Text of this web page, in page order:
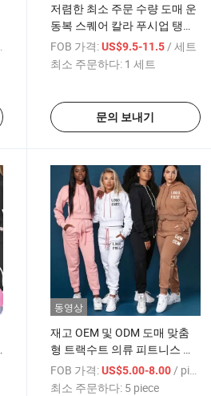
저렴한 최소 주문 수량 도매 운
동복 스퀘어 칼라 푸시업 탱크
탑 체육관 착용 통기성 러닝 조
거 피트니스 요가 세트 액티브
FOB 가격: US$9.5-11.5/ 세트
최소 주문하다: 1 세트
문의 보내기
동영상
재고 OEM 및 ODM 도매 맞춤
형 트랙수트 의류 피트니스 체
육관 복장 여성 스포츠웨어 스
웨트 수트 일반 후드티 조깅 수
FOB 가격: US$5.00-8.00 / piece
최소 주문하다: 5 piece